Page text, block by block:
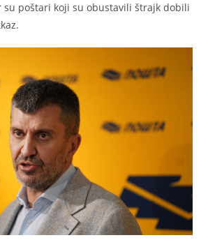
su poštari koji su obustavili štrajk dobili